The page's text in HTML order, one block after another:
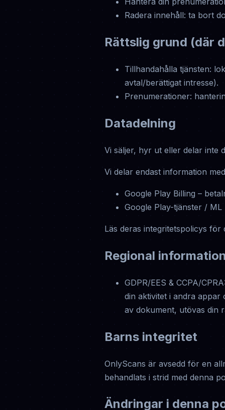
Radera innehåll: ta bort
Rättslig grund (där
Tillhandahålla tjänsten:
avtal/berättigat intresse).
Prenumerationer:
Datadelning
Vi säljer, hyr ut eller delar inte
Vi delar endast information
Google Play Billing –
Google Play-tjänster /
Läs deras integritetspolicys för
Regional
GDPR/EES & CCPA/
din aktivitet i andra
av dokument, utövas din
Barns integritet
OnlyScans är avsedd för en
behandlats i strid med denna
Ändringar i denna